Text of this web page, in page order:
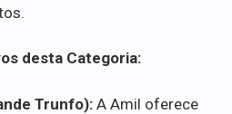
desta Categoria:
Trunfo): A Amil oferece